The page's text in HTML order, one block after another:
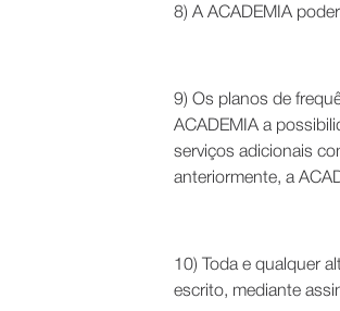
8) A ACADEMIA
9) Os planos de
ACADEMIA a
serviços adicionais
anteriormente, a
10) Toda e qualquer
escrito, mediante